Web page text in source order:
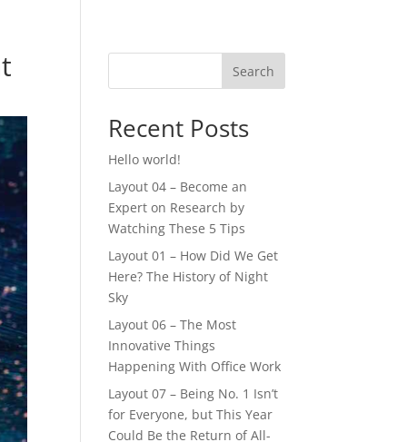
Search
Recent Posts
Hello world!
Layout 04 – Become an
Expert on Research by
Watching These 5 Tips
Layout 01 – How Did We Get
Here? The History of Night
Sky
Layout 06 – The Most
Innovative Things
Happening With Office Work
Layout 07 – Being No. 1 Isn’t
for Everyone, but This Year
Could Be the Return of All-